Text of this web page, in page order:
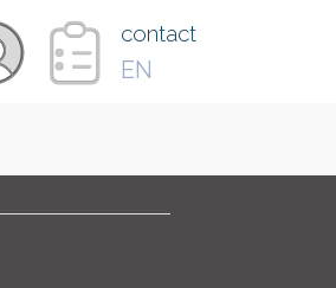
contact
EN